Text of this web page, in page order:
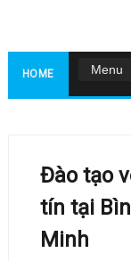
HOME
Đào tạo
tín tại
Minh